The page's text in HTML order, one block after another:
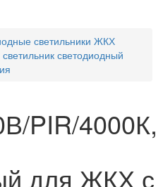
светильники ЖКХ
светодиодный
PIR/4000К,
для ЖКХ с